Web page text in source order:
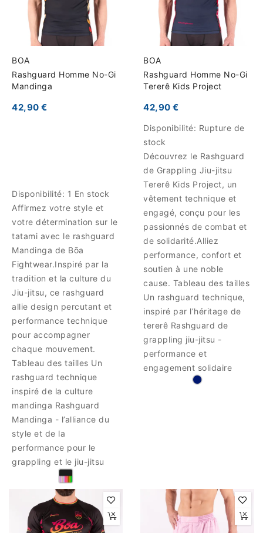
BOA
Rashguard Homme No-Gi
Mandinga
42,90 €
Disponibilité: 1 En stock
Affirmez votre style et
votre détermination sur le
tatami avec le rashguard
Mandinga de Bōa
Fightwear.Inspiré par la
tradition et la culture du
Jiu-jitsu, ce rashguard
allie design percutant et
performance technique
pour accompagner
chaque mouvement.
Tableau des tailles Un
rashguard technique
inspiré de la culture
mandinga Rashguard
Mandinga - l’alliance du
style et de la
performance pour le
grappling et le jiu-jitsu
BOA
Rashguard Homme No-Gi
Tererê Kids Project
42,90 €
Disponibilité: Rupture de
stock
Découvrez le Rashguard
de Grappling Jiu-jitsu
Tererê Kids Project, un
vêtement technique et
engagé, conçu pour les
passionnés de combat et
de solidarité.Alliez
performance, confort et
soutien à une noble
cause. Tableau des tailles
Un rashguard technique,
inspiré par l’héritage de
tererê Rashguard de
grappling jiu-jitsu -
performance et
engagement solidaire